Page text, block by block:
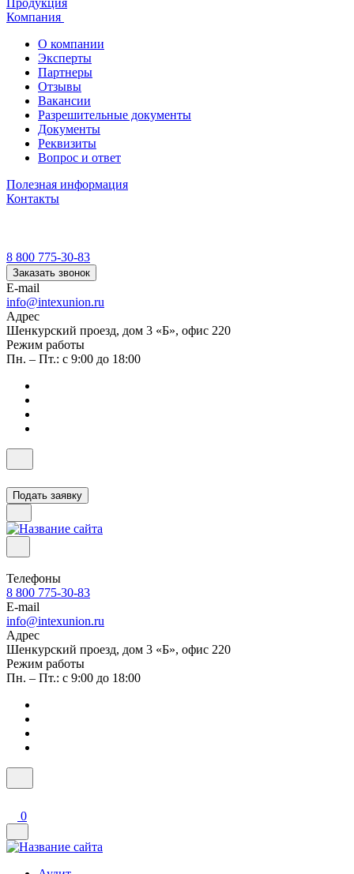
Продукция
Компания
О компании
Эксперты
Партнеры
Отзывы
Вакансии
Разрешительные документы
Документы
Реквизиты
Вопрос и ответ
Полезная информация
Контакты
8 800 775-30-83
Заказать звонок
E-mail
info@intexunion.ru
Адрес
Шенкурский проезд, дом 3 «Б», офис 220
Режим работы
Пн. – Пт.: с 9:00 до 18:00
Подать заявку
Телефоны
8 800 775-30-83
E-mail
info@intexunion.ru
Адрес
Шенкурский проезд, дом 3 «Б», офис 220
Режим работы
Пн. – Пт.: с 9:00 до 18:00
0